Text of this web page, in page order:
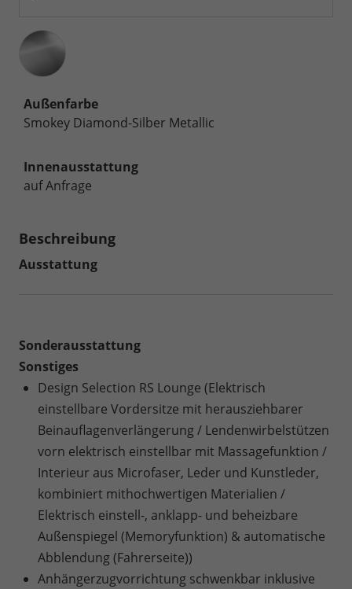
Außenfarbe
Smokey Diamond-Silber Metallic
Innenausstattung
auf Anfrage
Beschreibung
Ausstattung
Sonderausstattung
Sonstiges
Design Selection RS Lounge (Elektrisch
einstellbare Vordersitze mit herausziehbarer
Beinauflagenverlängerung / Lendenwirbelstützen
vorn elektrisch einstellbar mit Massagefunktion /
Interieur aus Microfaser, Leder und Kunstleder,
kombiniert mithochwertigen Materialien /
Elektrisch einstell-, anklapp- und beheizbare
Außenspiegel (Memoryfunktion) & automatische
Abblendung (Fahrerseite))
Anhängerzugvorrichtung schwenkbar inklusive